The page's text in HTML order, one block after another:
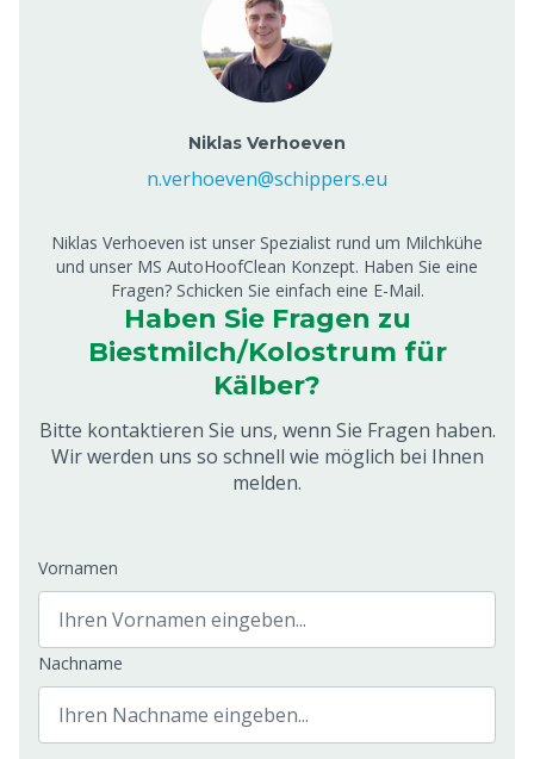
Niklas Verhoeven
n.verhoeven@schippers.eu
Niklas Verhoeven ist unser Spezialist rund um Milchkühe
und unser MS AutoHoofClean Konzept. Haben Sie eine
Fragen? Schicken Sie einfach eine E-Mail.
Haben Sie Fragen zu
Biestmilch/Kolostrum für
Kälber?
Bitte kontaktieren Sie uns, wenn Sie Fragen haben.
Wir werden uns so schnell wie möglich bei Ihnen
melden.
Vornamen
Nachname